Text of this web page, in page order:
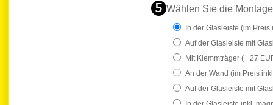
Wählen Sie die
In der Glasleiste (im Preis
Auf der Glasleiste mit
Mit Klemmträger (+ 27
An der Wand (im Preis
Auf der Glasleiste mit